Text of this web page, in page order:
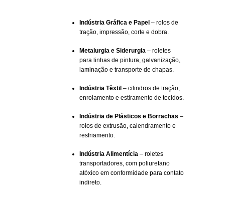
Indústria Gráfica e Papel – rolos de
tração, impressão, corte e dobra.
Metalurgia e Siderurgia– roletes
para linhas de pintura, galvanização,
laminação e transporte de chapas.
Indústria Têxtil – cilindros de tração,
enrolamento e estiramento de tecidos.
Indústria de Plásticos e Borrachas –
rolos de extrusão, calendramento e
resfriamento.
Indústria Alimentícia– roletes
transportadores, com poliuretano
atóxico em conformidade para contato
indireto.